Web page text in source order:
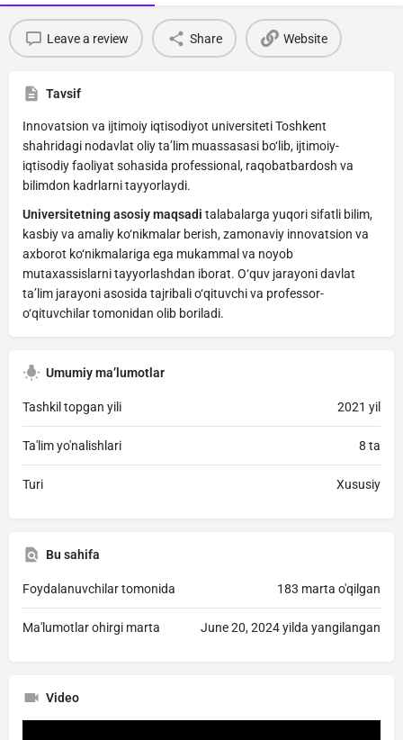
Leave a review Share Website
Tavsif
Innovatsion va ijtimoiy iqtisodiyot universiteti Toshkent
shahridagi nodavlat oliy ta’lim muassasasi bo‘lib, ijtimoiy-
iqtisodiy faoliyat sohasida professional, raqobatbardosh va
bilimdon kadrlarni tayyorlaydi.
Universitetning asosiy maqsadi talabalarga yuqori sifatli bilim,
kasbiy va amaliy ko‘nikmalar berish, zamonaviy innovatsion va
axborot ko‘nikmalariga ega mukammal va noyob
mutaxassislarni tayyorlashdan iborat. O‘quv jarayoni davlat
ta’lim jarayoni asosida tajribali o‘qituvchi va professor-
o‘qituvchilar tomonidan olib boriladi.
Umumiy ma’lumotlar
Tashkil topgan yili 2021 yil
Ta'lim yo'nalishlari 8 ta
Turi Xususiy
Bu sahifa
Foydalanuvchilar tomonida 183 marta o'qilgan
Ma'lumotlar ohirgi marta June 20, 2024 yilda yangilangan
Video